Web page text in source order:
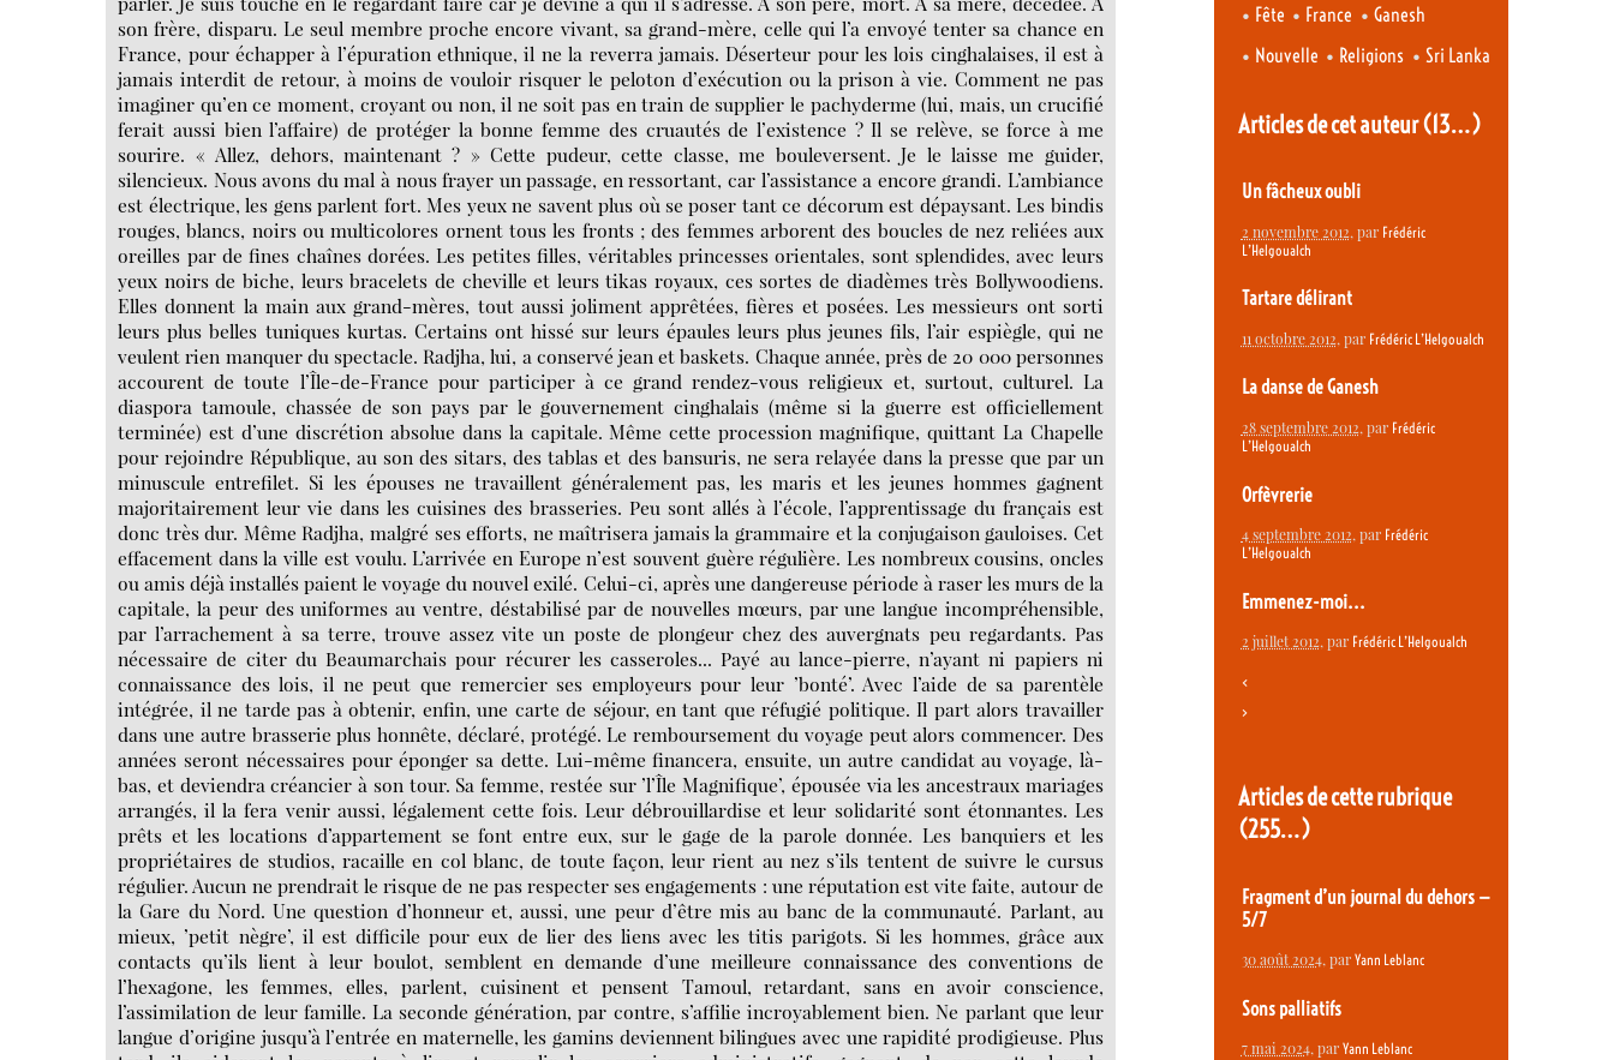
• Fête • France • Ganesh
• Nouvelle • Religions • Sri Lanka
Articles de cet auteur(13…)
Un fâcheux oubli
2 novembre 2012, par Frédéric
L’Helgoualch
Tartare délirant
11 octobre 2012, par Frédéric L’Helgoualch
La danse de Ganesh
28 septembre 2012, par Frédéric
L’Helgoualch
Orfèvrerie
4 septembre 2012, par Frédéric
L’Helgoualch
Emmenez-moi...
2 juillet 2012, par Frédéric L’Helgoualch
<
>
Articles de cette rubrique
(255…)
Fragment d’un journal du dehors —
5/7
30 août 2024, par Yann Leblanc
Sons palliatifs
7 mai 2024, par Yann Leblanc